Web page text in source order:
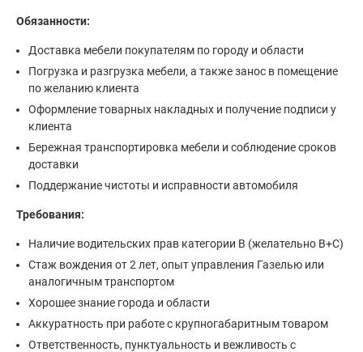
Обязанности:
Доставка мебели покупателям по городу и области
Погрузка и разгрузка мебели, а также занос в помещение
по желанию клиента
Оформление товарных накладных и получение подписи у
клиента
Бережная транспортировка мебели и соблюдение сроков
доставки
Поддержание чистоты и исправности автомобиля
Требования:
Наличие водительских прав категории B (желательно B+С)
Стаж вождения от 2 лет, опыт управления Газелью или
аналогичным транспортом
Хорошее знание города и области
Аккуратность при работе с крупногабаритным товаром
Ответственность, пунктуальность и вежливость с